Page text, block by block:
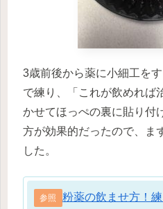
3歳前後から薬に小細工を
で練り、「これが飲めれば
かせてほっぺの裏に貼り付
方が効果的だったので、ま
した。
参照
粉薬の飲ませ方！